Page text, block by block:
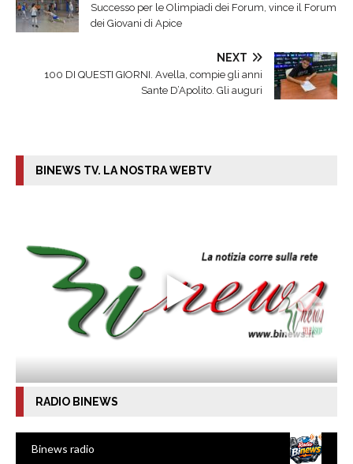
Successo per le Olimpiadi dei Forum, vince il Forum
dei Giovani di Apice
NEXT
100 DI QUESTI GIORNI. Avella, compie gli anni
Sante D’Apolito. Gli auguri
BINEWS TV. LA NOSTRA WEBTV
RADIO BINEWS